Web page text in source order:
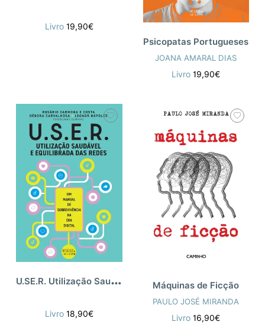
Livro 19,90€
Psicopatas Portugueses
JOANA AMARAL DIAS
Livro19,90€
U
.SE.R. Utilização Saudável e Equilibrada das Redes
Livro 18,90€
Máquinas de Ficção
PAULO JOSÉ MIRANDA
Livro16,90€